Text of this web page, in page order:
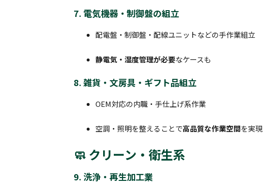
7. 電気機器・制御盤の組立
配電盤・制御盤・配線ユニットなどの手作業組立
静電気・湿度管理が必要なケースも
8. 雑貨・文房具・ギフト品組立
OEM対応の内職・手仕上げ系作業
空調・照明を整えることで高品質な作業空間を実現
🧼 クリーン・衛生系
9. 洗浄・再生加工業